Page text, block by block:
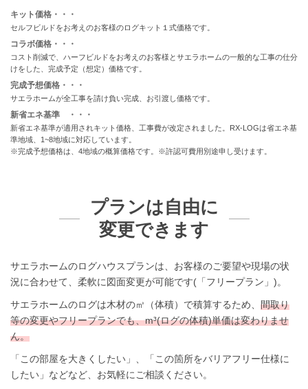
キット価格・・・
セルフビルドをお考えのお客様のログキット１式価格です。
コラボ価格・・・
コスト削減で、ハーフビルドをお考えのお客様とサエラホームの一般的な工事の仕分
けをした、完成予定（想定）価格です。
完成予想価格・・・
サエラホームが全工事を請け負い完成、お引渡し価格です。
新省エネ基準 ・・・
新省エネ基準が適用されキット価格、工事費が改定されました。RX-LOGは省エネ基
準地域、1~8地域に対応しています。
※完成予想価格は、4地域の概算価格です。※許認可費用別途申し受けます。
プランは自由に
変更できます
サエラホームのログハウスプランは、お客様のご要望や現場の状
況に合わせて、柔軟に図面変更が可能です(「フリープラン」)。
サエラホームのログは木材の㎥（体積）で積算するため、 間取り
等の変更やフリープランでも、m³(ログの体積)単価は変わりませ
ん。
「この部屋を大きくしたい」、「この箇所をバリアフリー仕様に
したい」などなど、お気軽にご相談ください。